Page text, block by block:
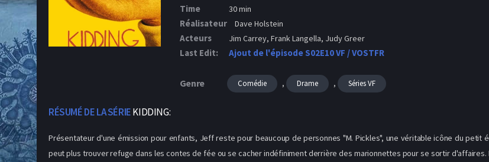
Time 30 min
Réalisateur Dave Holstein
Acteurs Jim Carrey, Frank Langella, Judy Greer
Last Edit: Ajout de l'épisode S02E10 VF / VOSTFR
Genre Comédie , Drame , Séries VF
RÉSUMÉ DE LA SÉRIEKIDDING:
Présentateur d'une émission pour enfants, Jeff reste pour beaucoup de personnes "M. Pickles", une véritable icône du petit
peut plus trouver refuge dans les contes de fée ou se cacher indéfiniment derrière des marionnettes pour se sortir